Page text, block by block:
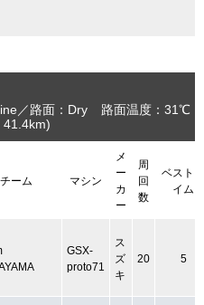
路面：Dry
路面温度：31℃
41.4km)
チーム マシン
メ
ー
カ
ー
周
回
数
ベストタ
イム
GSX-
proto71
ス
ズ
キ
20 5